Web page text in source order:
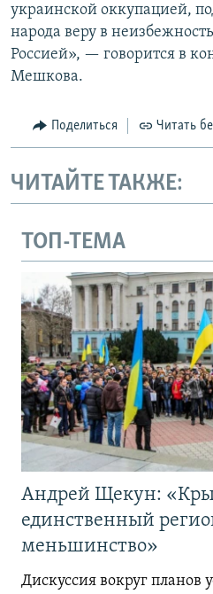
украинской оккупацией,
народа веру в
Россией», — говорится в
Мешкова.
Поделиться Читать
ЧИТАЙТЕ ТАКЖЕ:
ТОП-ТЕМА
Андрей Щекун:
единственный
меньшинство»
Дискуссия вокруг планов